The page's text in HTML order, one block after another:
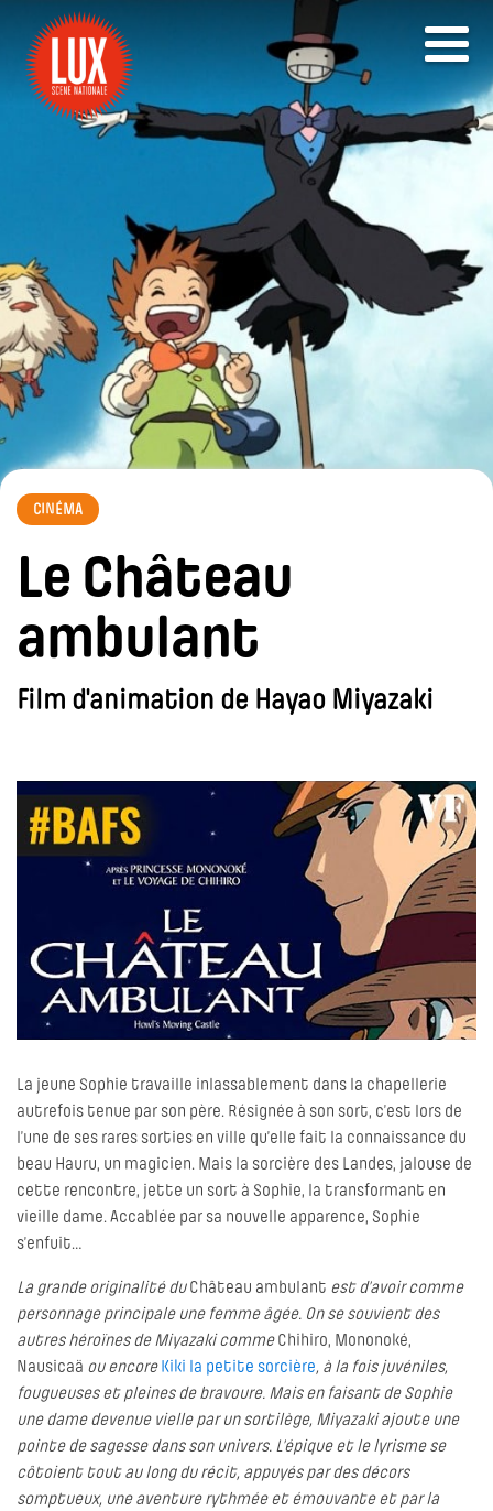
CINÉMA
Le Château
ambulant
Film d'animation de Hayao Miyazaki
La jeune Sophie travaille inlassablement dans la chapellerie
autrefois tenue par son père. Résignée à son sort, c’est lors de
l’une de ses rares sorties en ville qu’elle fait la connaissance du
beau Hauru, un magicien. Mais la sorcière des Landes, jalouse de
cette rencontre, jette un sort à Sophie, la transformant en
vieille dame. Accablée par sa nouvelle apparence, Sophie
s’enfuit…
La grande originalité duChâteau ambulant est d’avoir comme
personnage principale une femme âgée. On se souvient des
autres héroïnes de Miyazaki commeChihiro, Mononoké,
Nausicaä ou encoreKiki la petite sorcière, à la fois juvéniles,
fougueuses et pleines de bravoure. Mais en faisant de Sophie
une dame devenue vielle par un sortilège, Miyazaki ajoute une
pointe de sagesse dans son univers. L’épique et le lyrisme se
côtoient tout au long du récit, appuyés par des décors
somptueux, une aventure rythmée et émouvante et par la